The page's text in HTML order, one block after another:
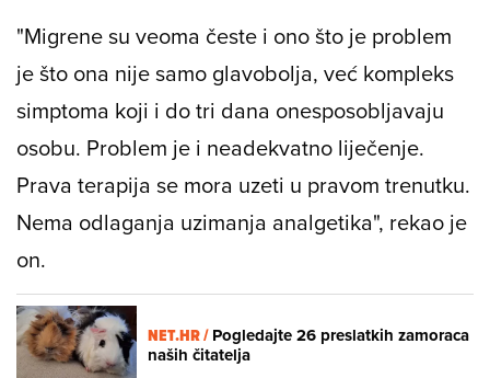
"Migrene su veoma česte i ono što je problem
je što ona nije samo glavobolja, već kompleks
simptoma koji i do tri dana onesposobljavaju
osobu. Problem je i neadekvatno liječenje.
Prava terapija se mora uzeti u pravom trenutku.
Nema odlaganja uzimanja analgetika", rekao je
on.
NET.HR /Pogledajte 26 preslatkih zamoraca
naših čitatelja